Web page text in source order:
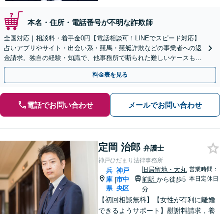
本名・住所・電話番号が不明な詐欺師
全国対応｜相談料・着手金0円【電話相談可！LINEでスピード対応】
占いアプリやサイト・出会い系・競馬・競艇詐欺などの事業者への返
金請求。独自の経験・知識で、他事務所で断られた難しいケースも解
決に導いた実績あり。まずはお気軽にご相談ください
料金表を見る
電話でお問い合わせ メールでお問い合わせ
定岡 治郎 弁護士
神戸ひだまり法律事務所
兵
庫
県
|
神戸
市中
央区
旧居留地・大丸
前駅から徒歩5
分
営業時間：
本日定休日
【初回相談無料】【女性が有利に離婚
できるようサポート】慰謝料請求，養